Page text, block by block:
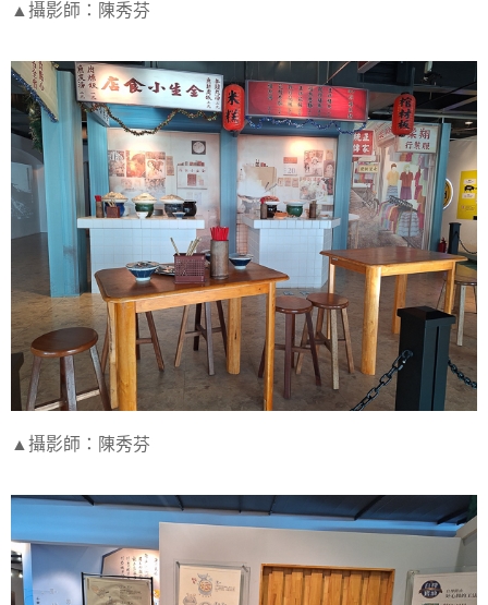
▲攝影師：陳秀芬
▲攝影師：陳秀芬